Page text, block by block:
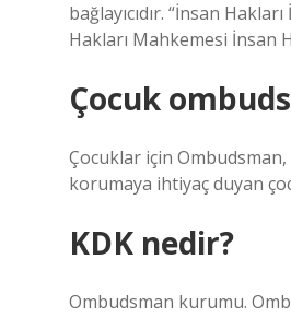
bağlayıcıdır. “İnsan
Hakları Mahkemesi İnsan
Çocuk
Çocuklar için
korumaya ihtiyaç duyan
KDK nedir?
Ombudsman kurumu.